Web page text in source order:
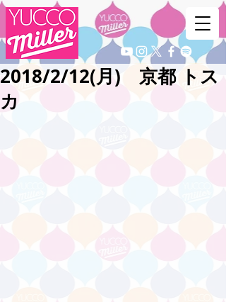
2018/2/12(月) 京都 トス
カ